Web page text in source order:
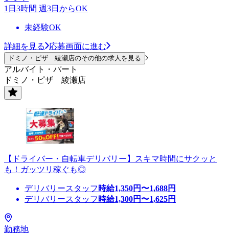
1日3時間 週3日からOK
未経験OK
詳細を見る 応募画面に進む
ドミノ・ピザ 綾瀬店のその他の求人を見る
アルバイト・パート
ドミノ・ピザ 綾瀬店
【ドライバー・自転車デリバリー】スキマ時間にサクッと
も！ガッツリ稼ぐも◎
デリバリースタッフ 時給1,350円〜1,688円
デリバリースタッフ 時給1,300円〜1,625円
勤務地